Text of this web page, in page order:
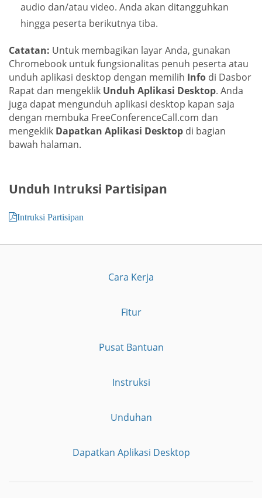
audio dan/atau video. Anda akan ditangguhkan
hingga peserta berikutnya tiba.
Catatan: Untuk membagikan layar Anda, gunakan
Chromebook untuk fungsionalitas penuh peserta atau
unduh aplikasi desktop dengan memilih Info di Dasbor
Rapat dan mengeklik Unduh Aplikasi Desktop. Anda
juga dapat mengunduh aplikasi desktop kapan saja
dengan membuka FreeConferenceCall.com dan
mengeklik Dapatkan Aplikasi Desktop di bagian
bawah halaman.
Unduh Intruksi Partisipan
Intruksi Partisipan
Cara Kerja
Fitur
Pusat Bantuan
Instruksi
Unduhan
Dapatkan Aplikasi Desktop